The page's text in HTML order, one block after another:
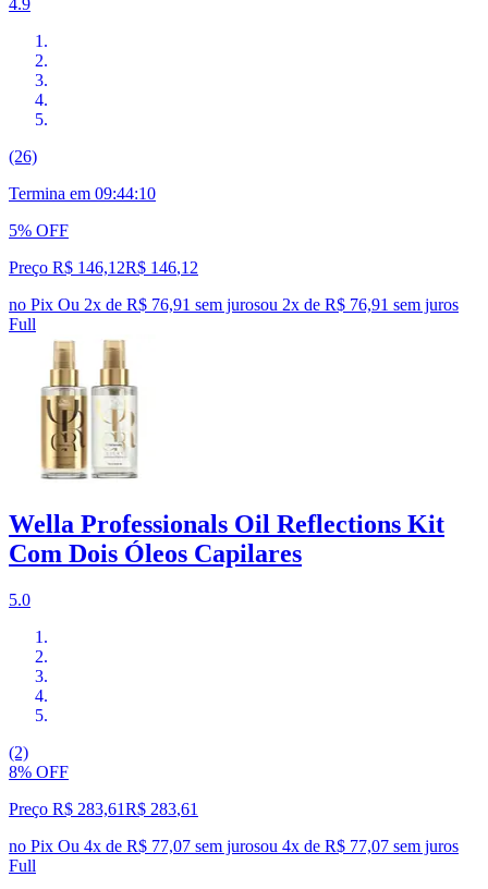
4.9
(26)
Termina em 09:44:09
5% OFF
Preço R$ 146,12R$ 146,12
no Pix Ou 2x de R$ 76,91 sem jurosou 2x de R$ 76,91 sem juros
Full
Wella Professionals Oil Reflections Kit
Com Dois Óleos Capilares
5.0
(2)
8% OFF
Preço R$ 283,61R$ 283,61
no Pix Ou 4x de R$ 77,07 sem jurosou 4x de R$ 77,07 sem juros
Full